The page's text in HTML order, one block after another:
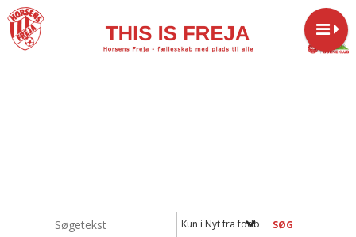
Kun i Nyt fra fodbold - herrer